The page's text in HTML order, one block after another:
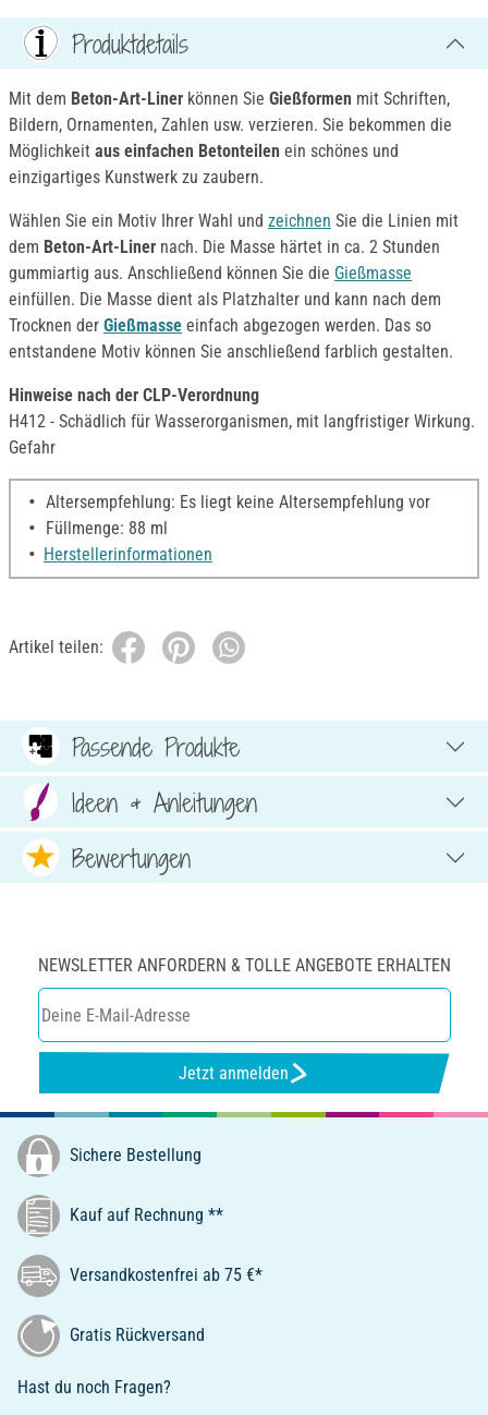
Produktdetails
Mit dem Beton-Art-Liner können Sie Gießformen mit Schriften,
Bildern, Ornamenten, Zahlen usw. verzieren. Sie bekommen die
Möglichkeit aus einfachen Betonteilen ein schönes und
einzigartiges Kunstwerk zu zaubern.
Wählen Sie ein Motiv Ihrer Wahl und zeichnen Sie die Linien mit
dem Beton-Art-Liner nach. Die Masse härtet in ca. 2 Stunden
gummiartig aus. Anschließend können Sie die Gießmasse
einfüllen. Die Masse dient als Platzhalter und kann nach dem
Trocknen der Gießmasse einfach abgezogen werden. Das so
entstandene Motiv können Sie anschließend farblich gestalten.
Hinweise nach der CLP-Verordnung
H412 - Schädlich für Wasserorganismen, mit langfristiger Wirkung.
Gefahr
Altersempfehlung: Es liegt keine Altersempfehlung vor
Füllmenge: 88 ml
Herstellerinformationen
Artikel teilen:
Passende Produkte
Ideen & Anleitungen
Bewertungen
NEWSLETTER ANFORDERN & TOLLE ANGEBOTE ERHALTEN
Jetzt anmelden
Sichere Bestellung
Kauf auf Rechnung **
Versandkostenfrei ab 75 €*
Gratis Rückversand
Hast du noch Fragen?